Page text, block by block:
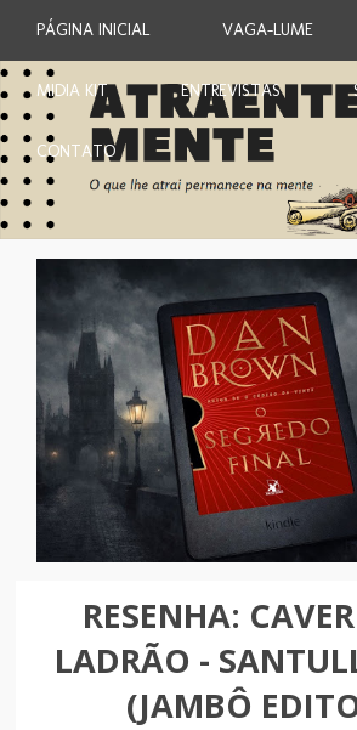
PÁGINA INICIAL VAGA-LUME
MIDIA KIT ENTREVISTAS
CONTATO
RESENHA:
LADRÃO -
(JAMBÔ